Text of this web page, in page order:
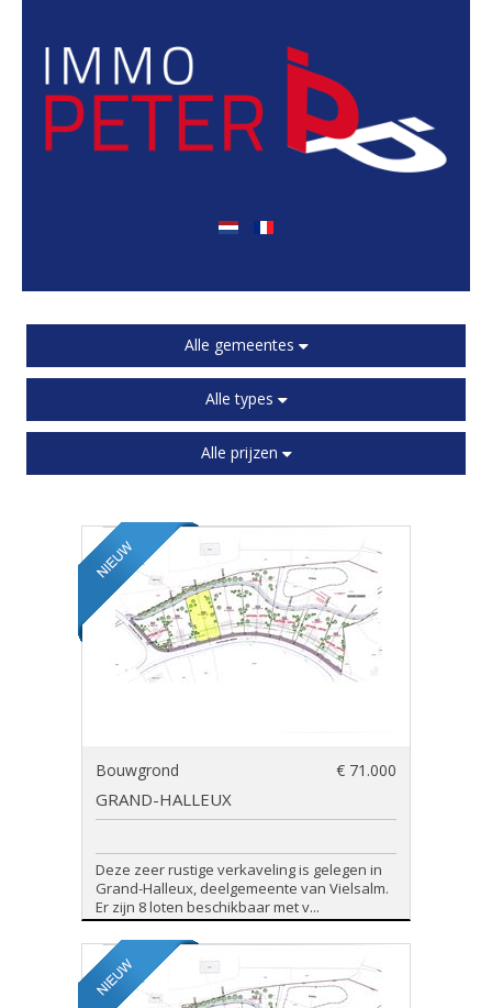
Alle gemeentes
Alle types
Alle prijzen
Bouwgrond € 71.000
GRAND-HALLEUX
Deze zeer rustige verkaveling is gelegen in
Grand-Halleux, deelgemeente van Vielsalm.
Er zijn 8 loten beschikbaar met v...